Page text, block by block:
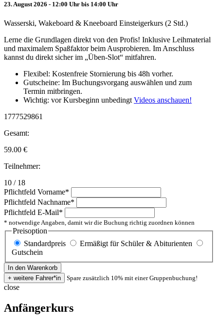
23. August 2026 - 12:00 Uhr bis 14:00 Uhr
Wasserski, Wakeboard & Kneeboard Einsteigerkurs (2 Std.)
Lerne die Grundlagen direkt von den Profis! Inklusive Leihmaterial
und maximalem Spaßfaktor beim Ausprobieren. Im Anschluss
kannst du direkt sicher im „Üben-Slot“ mitfahren.
Flexibel: Kostenfreie Stornierung bis 48h vorher.
Gutscheine: Im Buchungsvorgang auswählen und zum
Termin mitbringen.
Wichtig: vor Kursbeginn unbedingt Videos anschauen!
1777529861
Gesamt:
59.00 €
Teilnehmer:
10 / 18
Pflichtfeld Vorname*
Pflichtfeld Nachname*
Pflichtfeld E-Mail*
* notwendige Angaben, damit wir die Buchung richtig zuordnen können
Preisoption
Standardpreis
Ermäßigt für Schüler & Abiturienten
Gutschein
Spare zusätzlich 10% mit einer Gruppenbuchung!
close
Anfängerkurs